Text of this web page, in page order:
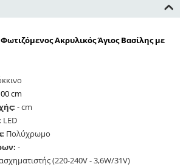
Ακρυλικός Άγιος Βασίλης με
cm
- cm
LED
Πολύχρωμο
-
(220-240V - 3,6W/31V)